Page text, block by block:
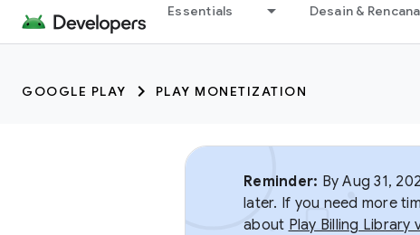
Essentials Desain & Rencana
GOOGLE PLAY PLAY MONETIZATION
Reminder: By Aug 31,
later. If you need more
about Play Billing Library